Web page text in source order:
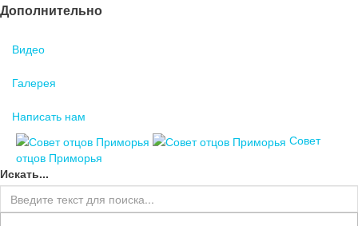
Дополнительно
Видео
Галерея
Написать нам
Совет
отцов Приморья
Искать...